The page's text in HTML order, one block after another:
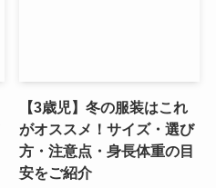
【3歳児】冬の服装はこれ
がオススメ！サイズ・選び
方・注意点・身長体重の目
安をご紹介